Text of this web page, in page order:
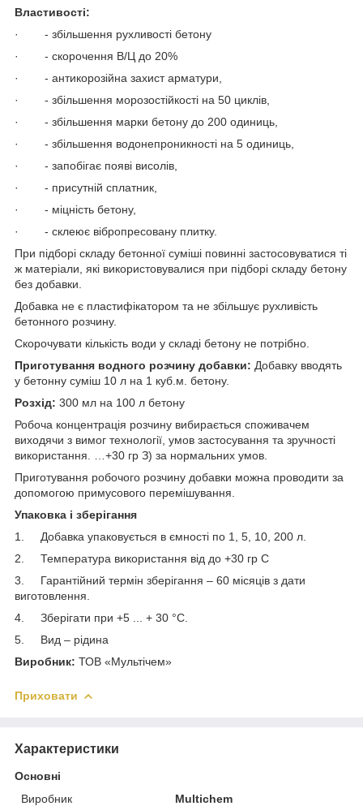
Властивості:
· - збільшення рухливості бетону
· - скорочення В/Ц до 20%
· - антикорозійна захист арматури,
· - збільшення морозостійкості на 50 циклів,
· - збільшення марки бетону до 200 одиниць,
· - збільшення водонепроникності на 5 одиниць,
· - запобігає появі висолів,
· - присутній сплатник,
· - міцність бетону,
· - склеює вібропресовану плитку.
При підборі складу бетонної суміші повинні застосовуватися ті
ж матеріали, які використовувалися при підборі складу бетону
без добавки.
Добавка не є пластифікатором та не збільшує рухливість
бетонного розчину.
Скорочувати кількість води у складі бетону не потрібно.
Приготування водного розчину добавки: Добавку вводять
у бетонну суміш 10 л на 1 куб.м. бетону.
Розхід: 300 мл на 100 л бетону
Робоча концентрація розчину вибирається споживачем
виходячи з вимог технології, умов застосування та зручності
використання. …+30 гр З) за нормальних умов.
Приготування робочого розчину добавки можна проводити за
допомогою примусового перемішування.
Упаковка і зберігання
1. Добавка упаковується в ємності по 1, 5, 10, 200 л.
2. Температура використання від до +30 гр С
3. Гарантійний термін зберігання – 60 місяців з дати
виготовлення.
4. Зберігати при +5 ... + 30 °С.
5. Вид – рідина
Виробник: ТОВ «Мультічем»
Приховати
Характеристики
Основні
Виробник
Multichem